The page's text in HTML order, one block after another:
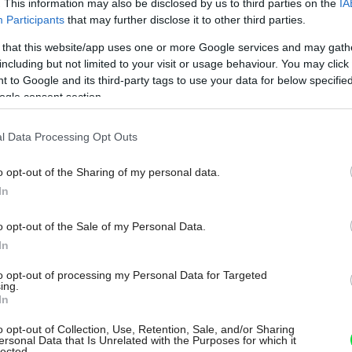
This information may also be disclosed by us to third parties on the
Participants that may further disclose it to other third parties.
that this website/app uses one or more Google services and may
but not limited to your visit or usage behaviour. You may
to Google and its third-party tags to use your data for below
consent section.
Data Processing Opt Outs
opt-out of the Sharing of my personal data.
opt-out of the Sale of my Personal Data.
opt-out of processing my Personal Data for Targeted
opt-out of Collection, Use, Retention, Sale, and/or Sharing
Data that Is Unrelated with the Purposes for which it
stavby
€